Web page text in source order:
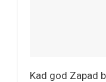
Kad god Zapad